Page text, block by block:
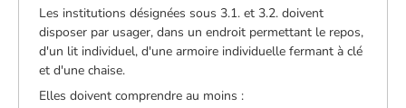
Les institutions désignées sous 3.1. et 3.2. doivent
disposer par usager, dans un endroit permettant le repos,
d'un lit individuel, d'une armoire individuelle fermant à clé
et d'une chaise.
Elles doivent comprendre au moins :